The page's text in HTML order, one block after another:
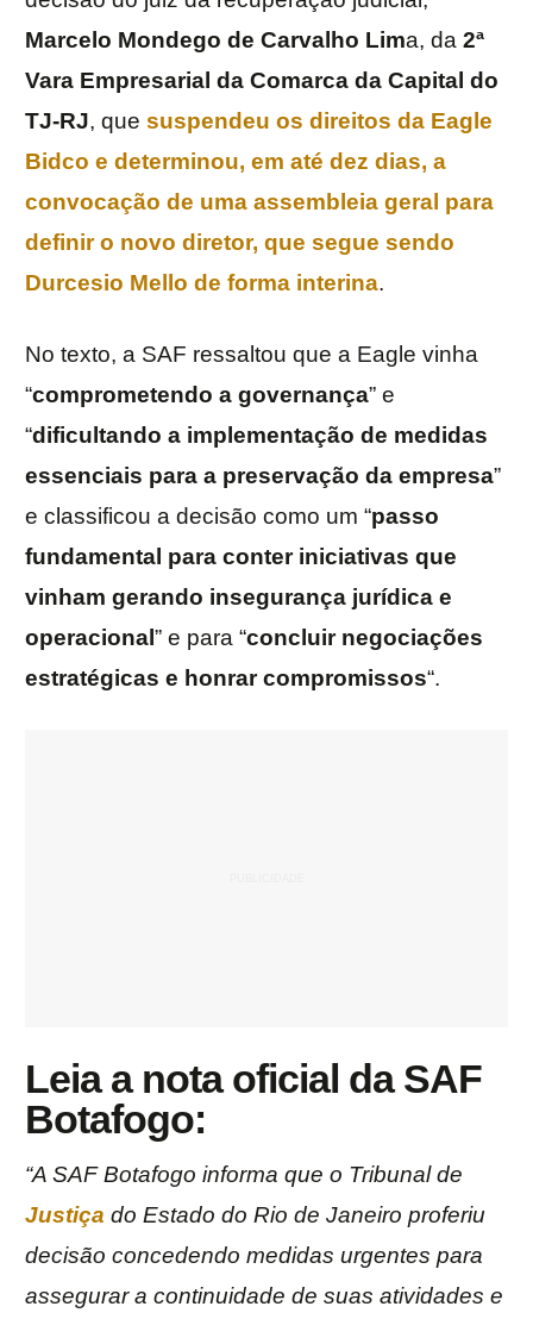
Marcelo Mondego de Carvalho Lima, da 2ª
Vara Empresarial da Comarca da Capital do
TJ-RJ, que suspendeu os direitos da Eagle
Bidco e determinou, em até dez dias, a
convocação de uma assembleia geral para
definir o novo diretor, que segue sendo
Durcesio Mello de forma interina.
No texto, a SAF ressaltou que a Eagle vinha
“comprometendo a governança” e
“dificultando a implementação de medidas
essenciais para a preservação da empresa”
e classificou a decisão como um “passo
fundamental para conter iniciativas que
vinham gerando insegurança jurídica e
operacional ” e para “concluir negociações
estratégicas e honrar compromissos“.
Leia a nota oficial da SAF
Botafogo:
“A SAF Botafogo informa que o Tribunal de
Justiça do Estado do Rio de Janeiro proferiu
decisão concedendo medidas urgentes para
assegurar a continuidade de suas atividades e